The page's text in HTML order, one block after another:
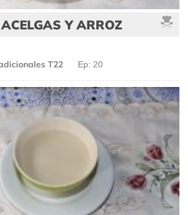
Y ARROZ
T22 Ep: 20